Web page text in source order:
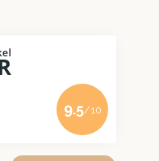
9.5/10